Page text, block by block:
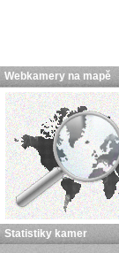
Webkamery na mapě
Statistiky kamer